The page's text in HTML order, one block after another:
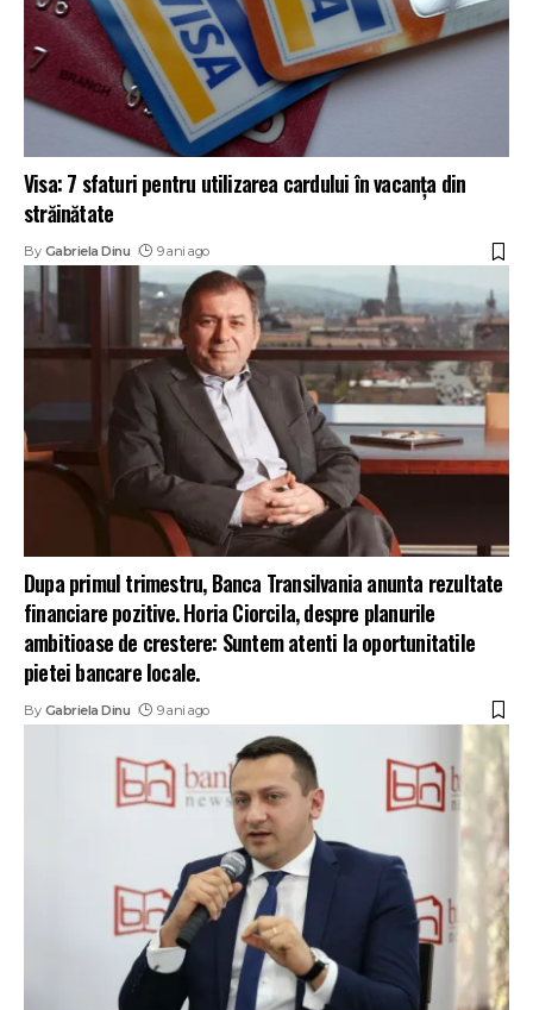
Visa: 7 sfaturi pentru utilizarea cardului în vacanța din
străinătate
By Gabriela Dinu 9 ani ago
Dupa primul trimestru, Banca Transilvania anunta rezultate
financiare pozitive. Horia Ciorcila, despre planurile
ambitioase de crestere: Suntem atenti la oportunitatile
pietei bancare locale.
By Gabriela Dinu 9 ani ago